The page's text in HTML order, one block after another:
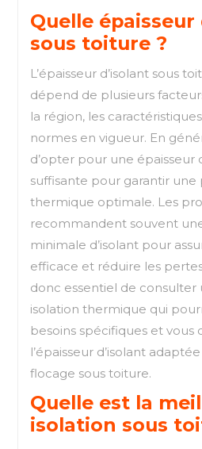
Quelle épaisseur
sous toiture ?
L’épaisseur d’isolant sous
dépend de plusieurs
la région, les
normes en vigueur. En
d’opter pour une épaisseur
suffisante pour garantir
thermique optimale. Les
recommandent souvent
minimale d’isolant pour
efficace et réduire les
donc essentiel de consulter
isolation thermique qui
besoins spécifiques et vous
l’épaisseur d’isolant
flocage sous toiture.
Quelle est la
isolation sous